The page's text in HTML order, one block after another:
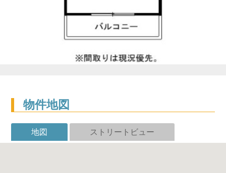
物件地図
地図 ストリートビュー